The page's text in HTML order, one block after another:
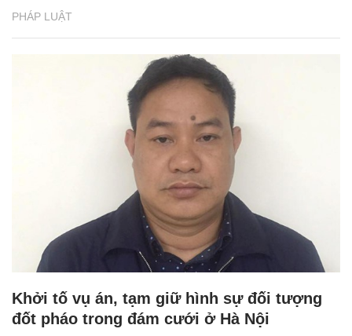
PHÁP LUẬT
Khởi tố vụ án, tạm giữ hình sự đối tượng
đốt pháo trong đám cưới ở Hà Nội